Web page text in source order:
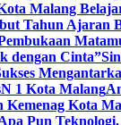
Malang
Tahun Ajaran
dengan Cinta”
1 Kota Malang
Kemenag Kota
Pun